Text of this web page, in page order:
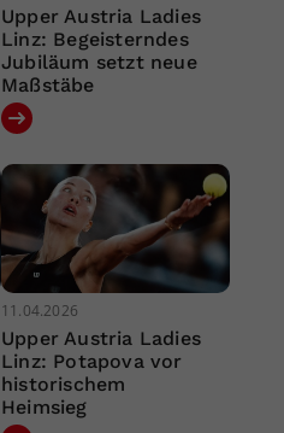
Upper Austria Ladies
Linz: Begeisterndes
Jubiläum setzt neue
Maßstäbe
11.04.2026
Upper Austria Ladies
Linz: Potapova vor
historischem
Heimsieg